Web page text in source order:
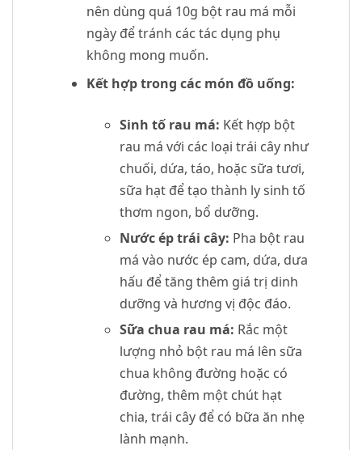
nên dùng quá 10g bột rau má mỗi
ngày để tránh các tác dụng phụ
không mong muốn.
Kết hợp trong các món đồ uống:
Sinh tố rau má: Kết hợp bột
rau má với các loại trái cây như
chuối, dứa, táo, hoặc sữa tươi,
sữa hạt để tạo thành ly sinh tố
thơm ngon, bổ dưỡng.
Nước ép trái cây: Pha bột rau
má vào nước ép cam, dứa, dưa
hấu để tăng thêm giá trị dinh
dưỡng và hương vị độc đáo.
Sữa chua rau má: Rắc một
lượng nhỏ bột rau má lên sữa
chua không đường hoặc có
đường, thêm một chút hạt
chia, trái cây để có bữa ăn nhẹ
lành mạnh.